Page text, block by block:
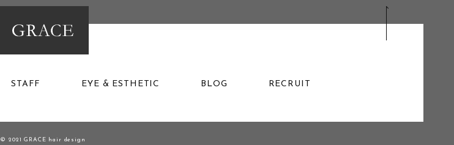
STAFF EYE & ESTHETIC BLOG RECRUIT
© 2021 GRACE hair design